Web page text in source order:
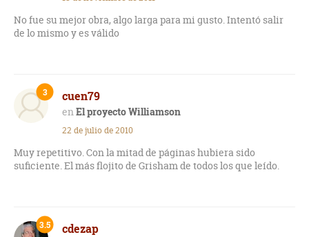
No fue su mejor obra, algo larga para mi gusto. Intentó salir
de lo mismo y es válido
cuen79
El proyecto Williamson
3
22 de julio de 2010
Muy repetitivo. Con la mitad de páginas hubiera sido
suficiente. El más flojito de Grisham de todos los que leído.
cdezap
3.5